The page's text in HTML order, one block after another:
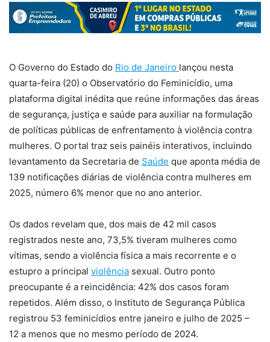
O Governo do Estado do Rio de Janeiro lançou nesta
quarta-feira (20) o Observatório do Feminicídio, uma
plataforma digital inédita que reúne informações das áreas
de segurança, justiça e saúde para auxiliar na formulação
de políticas públicas de enfrentamento à violência contra
mulheres. O portal traz seis painéis interativos, incluindo
levantamento da Secretaria de Saúde que aponta média de
139 notificações diárias de violência contra mulheres em
2025, número 6% menor que no ano anterior.
Os dados revelam que, dos mais de 42 mil casos
registrados neste ano, 73,5% tiveram mulheres como
vítimas, sendo a violência física a mais recorrente e o
estupro a principal violência sexual. Outro ponto
preocupante é a reincidência: 42% dos casos foram
repetidos. Além disso, o Instituto de Segurança Pública
registrou 53 feminicídios entre janeiro e julho de 2025 –
12 a menos que no mesmo período de 2024.